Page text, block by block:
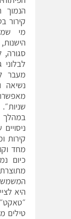
הנמוך
קירור
מי
מעבר
נשיאה
שניות״.
במהלך
קירות
מחד
כיום
המשמש
היא
טילים